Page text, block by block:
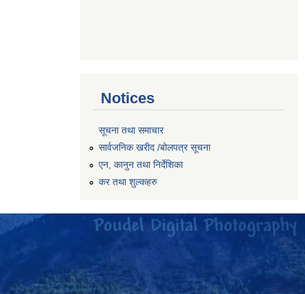
Notices
सूचना तथा समाचार
सार्वजनिक खरीद /बोलपत्र सूचना
एन, कानुन तथा निर्देशिका
कर तथा शुल्कहरु